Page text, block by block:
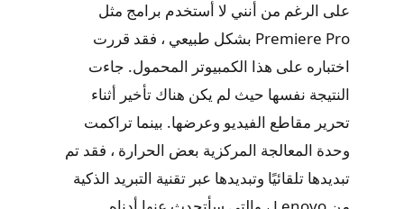
على الرغم من أنني لا أستخدم برامج مثل
Premiere Pro بشكل طبيعي ، فقد قررت
اختباره على هذا الكمبيوتر المحمول. جاءت
النتيجة نفسها حيث لم يكن هناك تأخير أثناء
تحرير مقاطع الفيديو وعرضها. بينما تراكمت
وحدة المعالجة المركزية بعض الحرارة ، فقد تم
تبديدها تلقائيًا وتبديدها عبر تقنية التبريد الذكية